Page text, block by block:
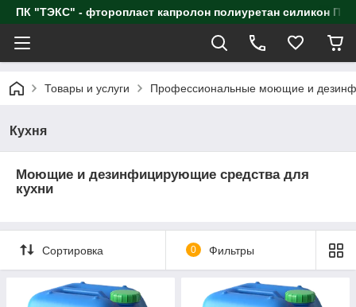
ПК "ТЭКС" - фторопласт капролон полиуретан
Товары и услуги Профессиональные моющие и
Кухня
Моющие и дезинфицирующие средства для
кухни
Сортировка 0 Фильтры